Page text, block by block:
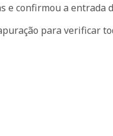
e confirmou a
para verificar